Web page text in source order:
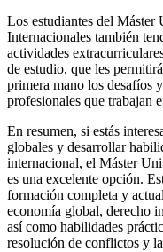
Los estudiantes del Máster
Internacionales también
actividades
de estudio, que les
primera mano los desafíos
profesionales que trabajan
En resumen, si estás
globales y desarrollar
internacional, el Máster
es una excelente opción.
formación completa y
economía global, derecho
así como habilidades
resolución de conflictos y